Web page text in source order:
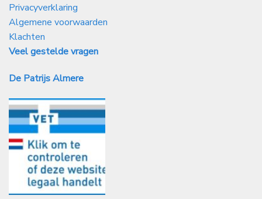
Privacyverklaring
Algemene voorwaarden
Klachten
Veel gestelde vragen
De Patrijs Almere